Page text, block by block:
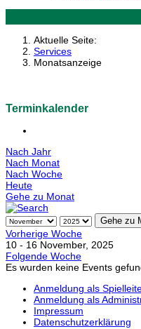
Aktuelle Seite:
Services
Monatsanzeige
Terminkalender
Nach Jahr
Nach Monat
Nach Woche
Heute
Gehe zu Monat
Gehe zu
Vorherige Woche
10 - 16 November, 2025
Folgende Woche
Es wurden keine Events
Anmeldung als
Anmeldung als
Impressum
Datenschutzerklärung